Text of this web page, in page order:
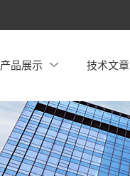
产品展示 技术文章